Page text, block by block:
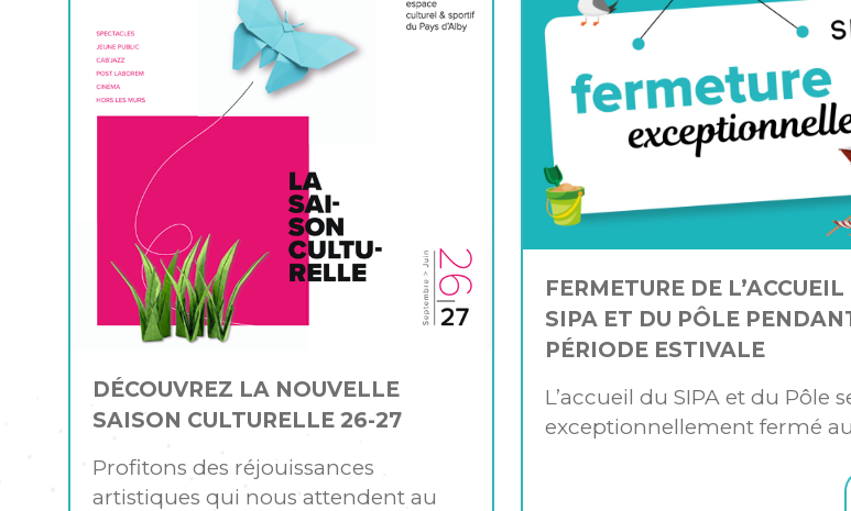
DÉCOUVREZ LA NOUVELLE
SAISON CULTURELLE 26-27
Profitons des réjouissances
artistiques qui nous attendent au
FERMETURE DE L’ACCUEIL
SIPA ET DU PÔLE
PÉRIODE ESTIVALE
L’accueil du SIPA et du Pôle
exceptionnellement fermé au